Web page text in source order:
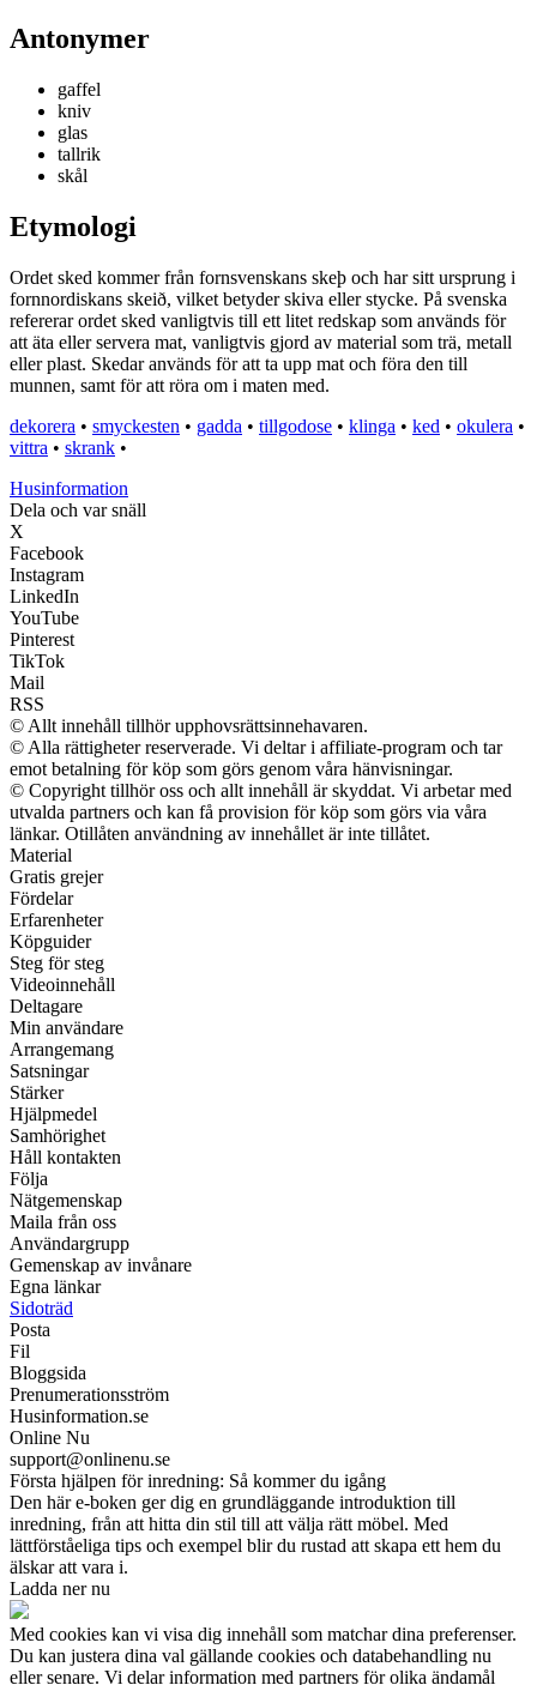
Antonymer
gaffel
kniv
glas
tallrik
skål
Etymologi
Ordet sked kommer från fornsvenskans skeþ och har sitt ursprung i
fornnordiskans skeið, vilket betyder skiva eller stycke. På svenska
refererar ordet sked vanligtvis till ett litet redskap som används för
att äta eller servera mat, vanligtvis gjord av material som trä, metall
eller plast. Skedar används för att ta upp mat och föra den till
munnen, samt för att röra om i maten med.
dekorera • smyckesten • gadda • tillgodose • klinga • ked • okulera •
vittra • skrank •
Husinformation
Dela och var snäll
X
Facebook
Instagram
LinkedIn
YouTube
Pinterest
TikTok
Mail
RSS
© Allt innehåll tillhör upphovsrättsinnehavaren.
© Alla rättigheter reserverade. Vi deltar i affiliate-program och tar
emot betalning för köp som görs genom våra hänvisningar.
© Copyright tillhör oss och allt innehåll är skyddat. Vi arbetar med
utvalda partners och kan få provision för köp som görs via våra
länkar. Otillåten användning av innehållet är inte tillåtet.
Material
Gratis grejer
Fördelar
Erfarenheter
Köpguider
Steg för steg
Videoinnehåll
Deltagare
Min användare
Arrangemang
Satsningar
Stärker
Hjälpmedel
Samhörighet
Håll kontakten
Följa
Nätgemenskap
Maila från oss
Användargrupp
Gemenskap av invånare
Egna länkar
Sidoträd
Posta
Fil
Bloggsida
Prenumerationsström
Husinformation.se
Online Nu
support@onlinenu.se
Första hjälpen för inredning: Så kommer du igång
Den här e-boken ger dig en grundläggande introduktion till
inredning, från att hitta din stil till att välja rätt möbel. Med
lättförståeliga tips och exempel blir du rustad att skapa ett hem du
älskar att vara i.
Ladda ner nu
Med cookies kan vi visa dig innehåll som matchar dina preferenser.
Du kan justera dina val gällande cookies och databehandling nu
eller senare. Vi delar information med partners för olika ändamål